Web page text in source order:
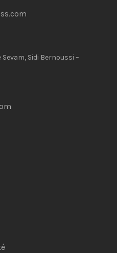
Sevam, Sidi Bernoussi –